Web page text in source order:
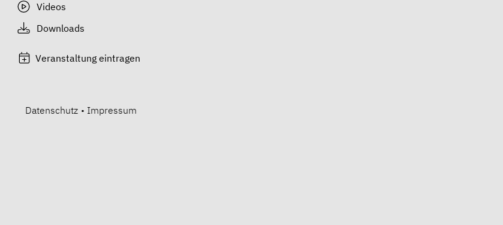
Videos
Downloads
Veranstaltung eintragen
Datenschutz • Impressum